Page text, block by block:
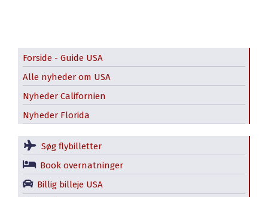
Forside - Guide USA
Alle nyheder om USA
Nyheder Californien
Nyheder Florida
Søg flybilletter
Book overnatninger
Billig billeje USA